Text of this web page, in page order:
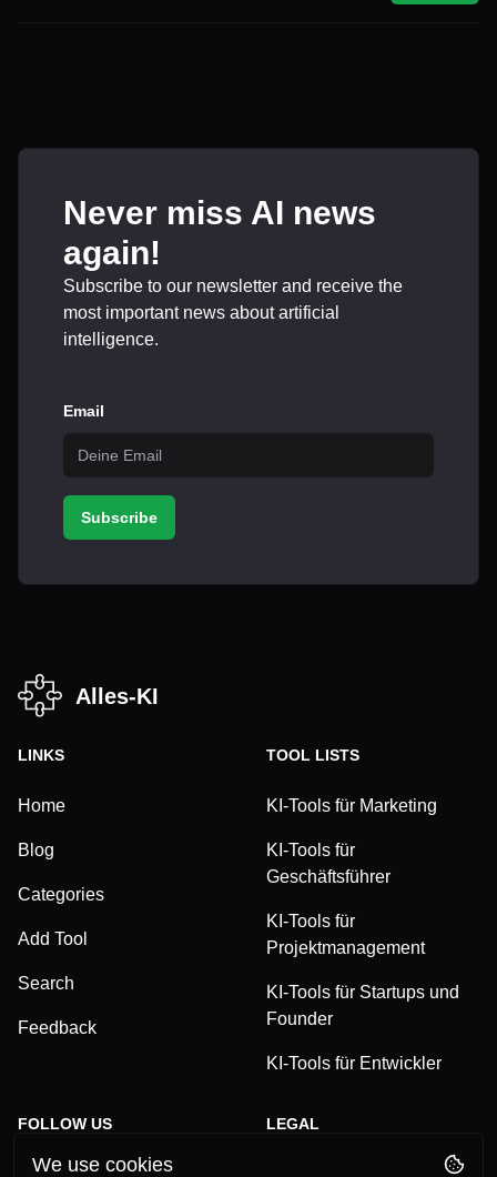
Never miss AI news
again!
Subscribe to our newsletter and receive the
most important news about artificial
intelligence.
Email
Subscribe
Alles-KI
LINKS
Home
Blog
Categories
Add Tool
Search
Feedback
TOOL LISTS
KI-Tools für Marketing
KI-Tools für
Geschäftsführer
KI-Tools für
Projektmanagement
KI-Tools für Startups und
Founder
KI-Tools für Entwickler
FOLLOW US LEGAL
We use cookies